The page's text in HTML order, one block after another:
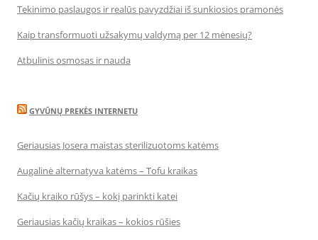
Tekinimo paslaugos ir realūs pavyzdžiai iš sunkiosios pramonės
Kaip transformuoti užsakymų valdymą per 12 mėnesių?
Atbulinis osmosas ir nauda
GYVŪNŲ PREKĖS INTERNETU
Geriausias Josera maistas sterilizuotoms katėms
Augalinė alternatyva katėms – Tofu kraikas
Kačių kraiko rūšys – kokį parinkti katei
Geriausias kačių kraikas – kokios rūšies